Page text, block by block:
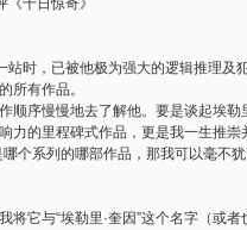
《十日惊奇》
站时，已被他极为强大的逻辑推理及
所有作品。
顺序慢慢地去了解他。要是谈起埃勒
的里程碑式作品，更是我一生推崇
个系列的哪部作品，那我可以毫不犹
将它与“埃勒里·奎因”这个名字（或者